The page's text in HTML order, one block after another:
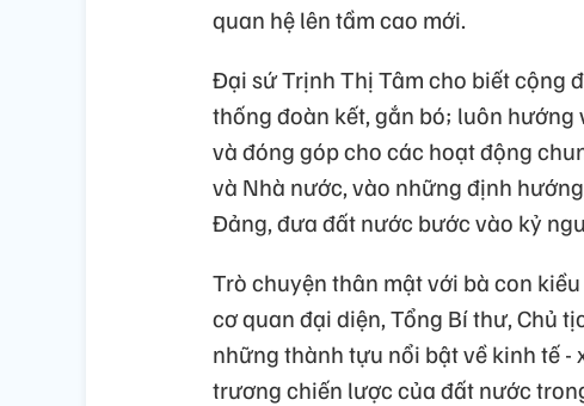
quan hệ lên tầm cao mới.
Đại sứ Trịnh Thị Tâm cho biết cộng
thống đoàn kết, gắn bó; luôn
và đóng góp cho các hoạt động
và Nhà nước, vào những định
Đảng, đưa đất nước bước vào kỷ
Trò chuyện thân mật với bà con
cơ quan đại diện, Tổng Bí thư, Chủ
những thành tựu nổi bật về kinh tế
trương chiến lược của đất nước